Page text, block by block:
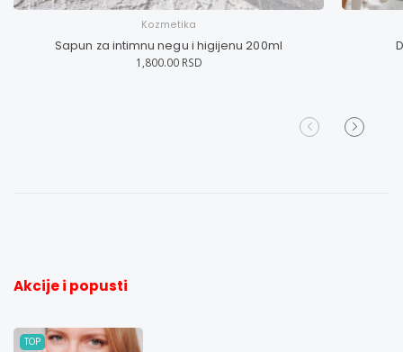
Kozmetika
Sapun za intimnu negu i higijenu 200ml
1,800.00 RSD
Akcije i popusti
TOP